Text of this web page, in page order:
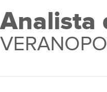
Analista